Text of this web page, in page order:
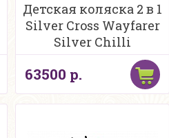
Детская коляска 2 в 1
Silver Cross Wayfarer
Silver Chilli
63500 р.